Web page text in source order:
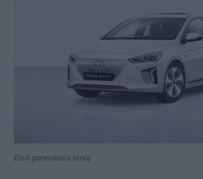
Első generációs Ioniq